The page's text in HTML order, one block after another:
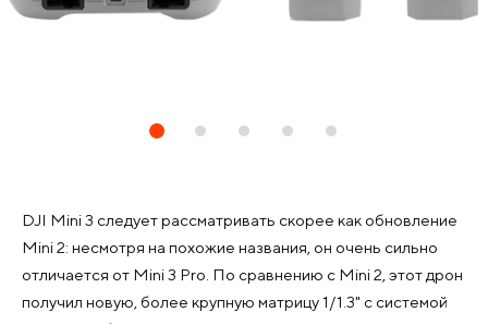
DJI Mini 3 следует рассматривать скорее как обновление
Mini 2: несмотря на похожие названия, он очень сильно
отличается от Mini 3 Pro. По сравнению с Mini 2, этот дрон
получил новую, более крупную матрицу 1/1.3" с системой